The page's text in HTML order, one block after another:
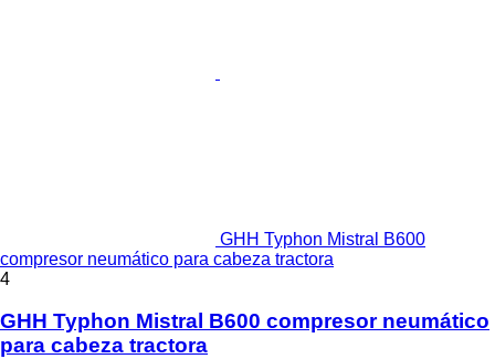
GHH Typhon Mistral B600
compresor neumático para cabeza tractora
4
GHH Typhon Mistral B600 compresor neumático
para cabeza tractora